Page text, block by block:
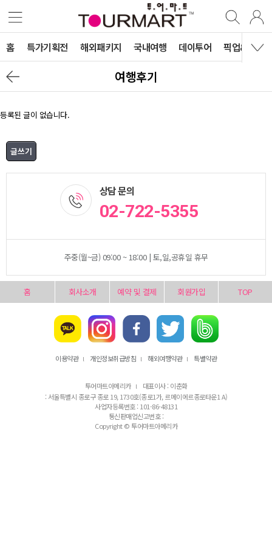
홈 특가기획전 해외패키지 국내여행 데이투어 픽업&티켓&
여행후기
등록된 글이 없습니다.
상담 문의
02-722-5355
주중(월~금) 09:00 ~ 18:00 | 토,일,공휴일 휴무
홈 회사소개 예약 및 결제 회원가입 TOP
이용약관 l 개인정보취급방침 l 해외여행약관 l 특별약관
투어마트아메리카 l
대표이사 : 이춘화
: 서울특별시 종로구 종로 19, 1730호(종로1가, 르메이에르종로타운1 A)
사업자등록번호 : 101-86-48131
통신판매업신고번호 :
Copyright © 투어마트아메리카